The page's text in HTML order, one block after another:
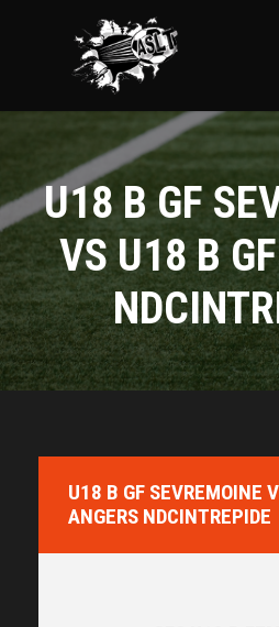
U18 B GF
VS U18 B
U18 B GF SEVREMOINE
ANGERS NDCINTREPIDE